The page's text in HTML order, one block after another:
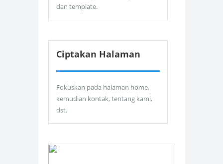
dan template.
Ciptakan Halaman
Fokuskan pada halaman home,
kemudian kontak, tentang kami,
dst.